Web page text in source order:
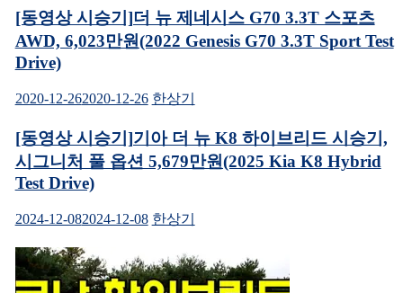
[동영상 시승기]더 뉴 제네시스 G70 3.3T 스포츠
AWD, 6,023만원(2022 Genesis G70 3.3T Sport Test
Drive)
2020-12-262020-12-26 한상기
[동영상 시승기]기아 더 뉴 K8 하이브리드 시승기,
시그니처 풀 옵션 5,679만원(2025 Kia K8 Hybrid
Test Drive)
2024-12-082024-12-08 한상기